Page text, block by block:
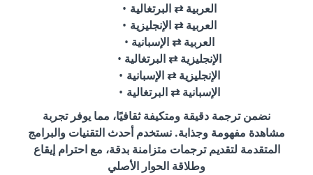
العربية ⇄ البرتغالية
العربية ⇄ الإنجليزية
العربية ⇄ الإسبانية
الإنجليزية ⇄ البرتغالية
الإنجليزية ⇄ الإسبانية
الإسبانية ⇄ البرتغالية
نضمن ترجمة دقيقة ومتكيفة ثقافيًا، مما يوفر تجربة
مشاهدة مفهومة وجذابة. نستخدم أحدث التقنيات والبرامج
المتقدمة لتقديم ترجمات متزامنة بدقة، مع احترام إيقاع
وطلاقة الحوار الأصلي